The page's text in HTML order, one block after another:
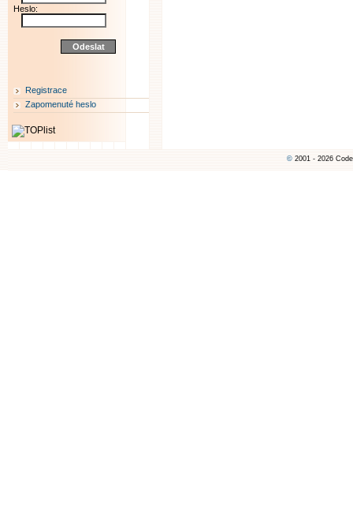
Heslo:
Registrace
Zapomenuté heslo
© 2001 - 2026